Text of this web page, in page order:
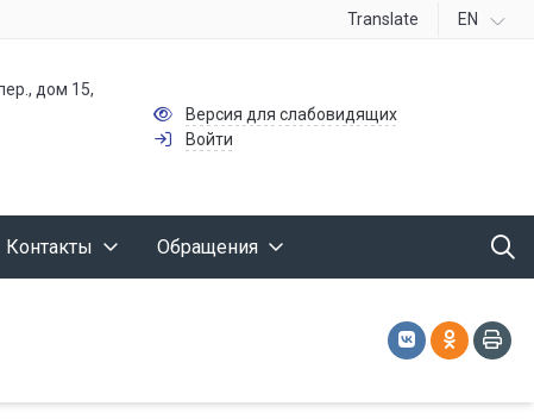
Translate EN
дом 15,
Версия для слабовидящих
Войти
Контакты Обращения